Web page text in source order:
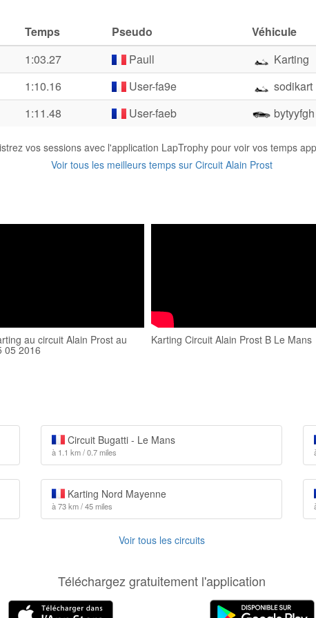
Temps Pseudo
Véhicule
1:03.27 Paull
Karting
1:10.16 User-fa9e
sodikart
1:11.48 User-faeb bytyyfgh
vos sessions avec l'application LapTrophy pour voir vos temps
Voir tous les meilleurs temps sur Circuit Alain Prost
au circuit Alain Prost au
05 2016
Karting Circuit Alain Prost B Le Mans
Circuit Bugatti - Le Mans
à 1.1 km / 0.7 miles
Karting Nord Mayenne
à 73 km / 45 miles
Voir tous les circuits
Téléchargez gratuitement l'application